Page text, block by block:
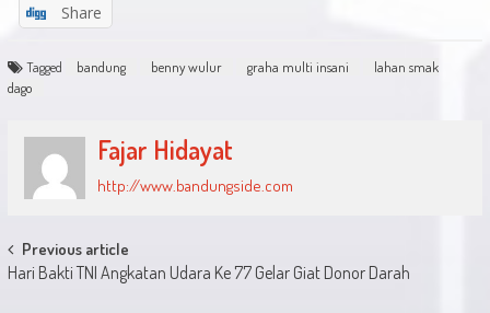
Share
Tagged bandung benny wulur graha multi insani
lahan smak
dago
Fajar Hidayat
http://www.bandungside.com
Post
navigation
Previous article
Hari Bakti TNI Angkatan Udara Ke 77 Gelar Giat Donor Darah